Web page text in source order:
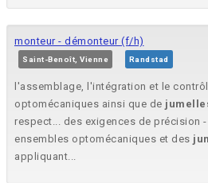
monteur - démonteur (f/h)
Saint-Benoît, Vienne Randstad
l'assemblage, l'intégration et le
optomécaniques ainsi que de
respect... des exigences de précision
ensembles optomécaniques et des
appliquant...